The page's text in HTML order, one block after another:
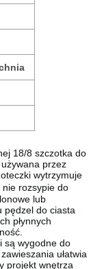
18/8 szczotka do
przez
wytrzymuje
rozsypie do
lub
pędzel do ciasta
płynnych
są wygodne do
ułatwia
projekt wnętrza